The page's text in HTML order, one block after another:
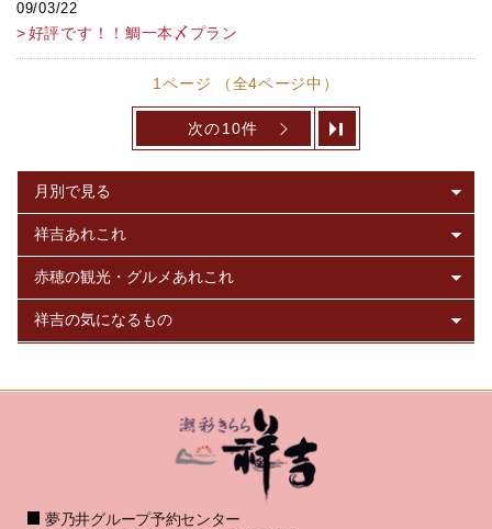
09/03/22
好評です！！鯛一本〆プラン
1ページ （全4ページ中）
次の10件
夢乃井グループ予約センター